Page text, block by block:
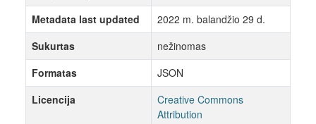
Metadata last updated
2022 m. balandžio 29 d.
Sukurtas
nežinomas
Formatas
JSON
Licencija
Creative Commons
Attribution